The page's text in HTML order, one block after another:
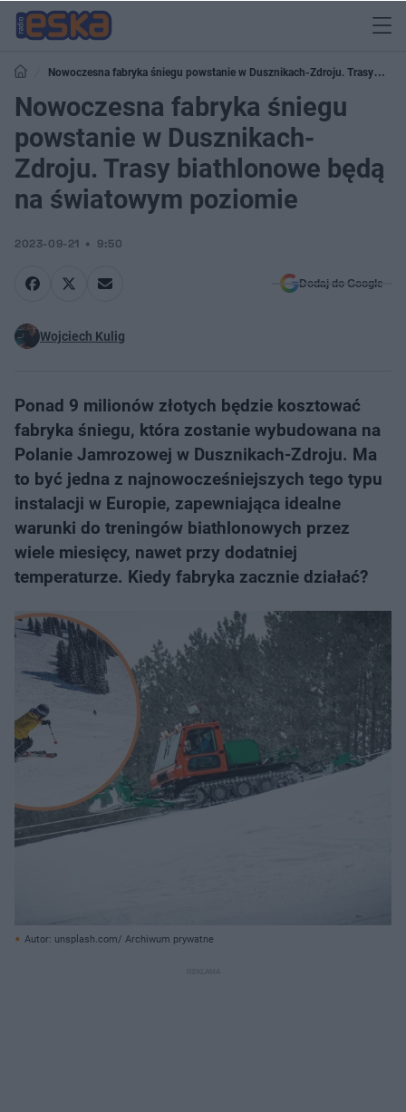
Nowoczesna fabryka śniegu powstanie w Dusznikach-Zdroju. Trasy
biathlonowe będą na światowym poziomie
Nowoczesna fabryka śniegu
powstanie w Dusznikach-
Zdroju. Trasy biathlonowe będą
na światowym poziomie
2023-09-21 9:50
Dodaj do Google
Wojciech Kulig
Ponad 9 milionów złotych będzie kosztować
fabryka śniegu, która zostanie wybudowana na
Polanie Jamrozowej w Dusznikach-Zdroju. Ma
to być jedna z najnowocześniejszych tego typu
instalacji w Europie, zapewniająca idealne
warunki do treningów biathlonowych przez
wiele miesięcy, nawet przy dodatniej
temperaturze. Kiedy fabryka zacznie działać?
Autor: unsplash.com/ Archiwum prywatne